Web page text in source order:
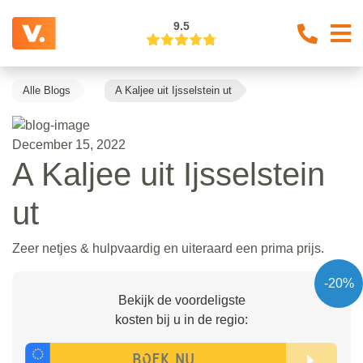
9.5
Alle Blogs A Kaljee uit Ijsselstein ut
December 15, 2022
A Kaljee uit Ijsselstein
ut
Zeer netjes & hulpvaardig en uiteraard een prima prijs.
-20%
Bekijk de voordeligste
kosten bij u in de regio: